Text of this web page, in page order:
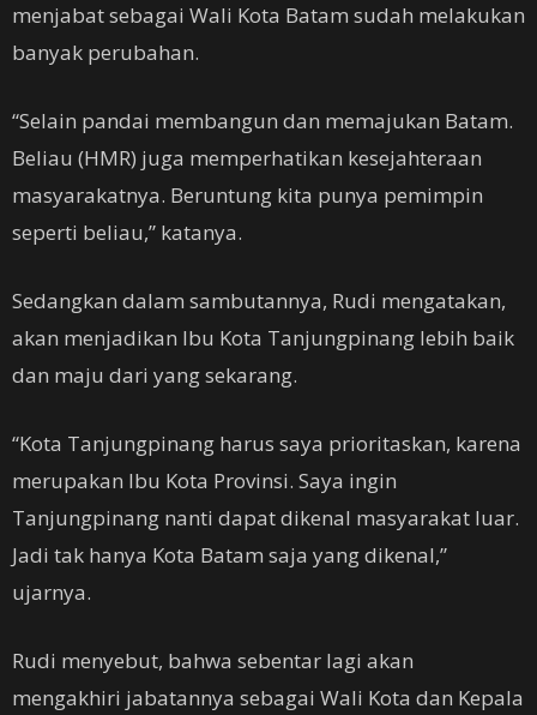
menjabat sebagai Wali Kota Batam sudah melakukan
banyak perubahan.
“Selain pandai membangun dan memajukan Batam.
Beliau (HMR) juga memperhatikan kesejahteraan
masyarakatnya. Beruntung kita punya pemimpin
seperti beliau,” katanya.
Sedangkan dalam sambutannya, Rudi mengatakan,
akan menjadikan Ibu Kota Tanjungpinang lebih baik
dan maju dari yang sekarang.
“Kota Tanjungpinang harus saya prioritaskan, karena
merupakan Ibu Kota Provinsi. Saya ingin
Tanjungpinang nanti dapat dikenal masyarakat luar.
Jadi tak hanya Kota Batam saja yang dikenal,”
ujarnya.
Rudi menyebut, bahwa sebentar lagi akan
mengakhiri jabatannya sebagai Wali Kota dan Kepala